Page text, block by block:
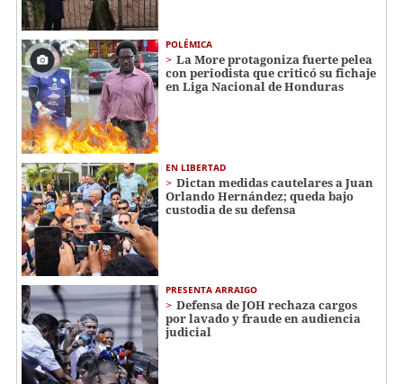
POLÉMICA
La More protagoniza fuerte pelea
con periodista que criticó su fichaje
en Liga Nacional de Honduras
EN LIBERTAD
Dictan medidas cautelares a Juan
Orlando Hernández; queda bajo
custodia de su defensa
PRESENTA ARRAIGO
Defensa de JOH rechaza cargos
por lavado y fraude en audiencia
judicial